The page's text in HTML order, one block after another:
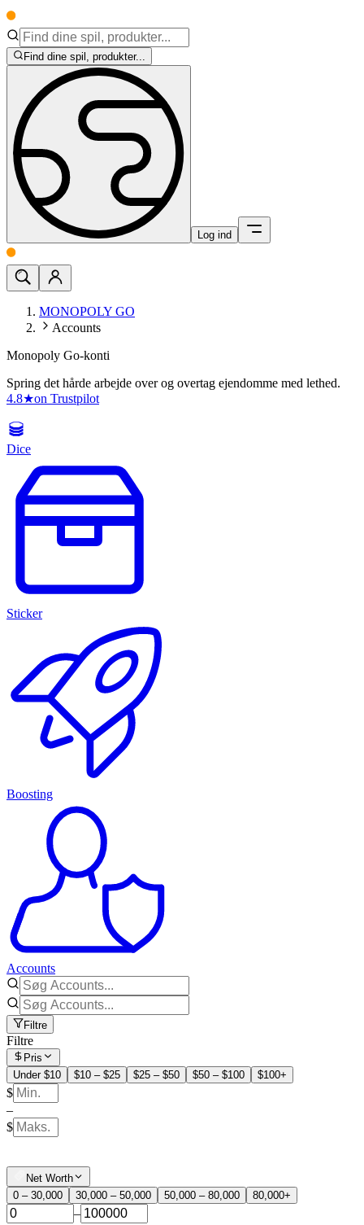
Find dine spil, produkter...
Log ind
MONOPOLY GO
Accounts
Monopoly Go-konti
Spring det hårde arbejde over og overtag ejendomme med lethed.
4.8★on Trustpilot
Dice
Sticker
Boosting
Accounts
Filtre
Filtre
Pris
Under $10
$10 – $25 $25 – $50 $50 – $100 $100+
$
–
$
Net Worth
0 – 30,000
30,000 – 50,000 50,000 – 80,000 80,000+
–